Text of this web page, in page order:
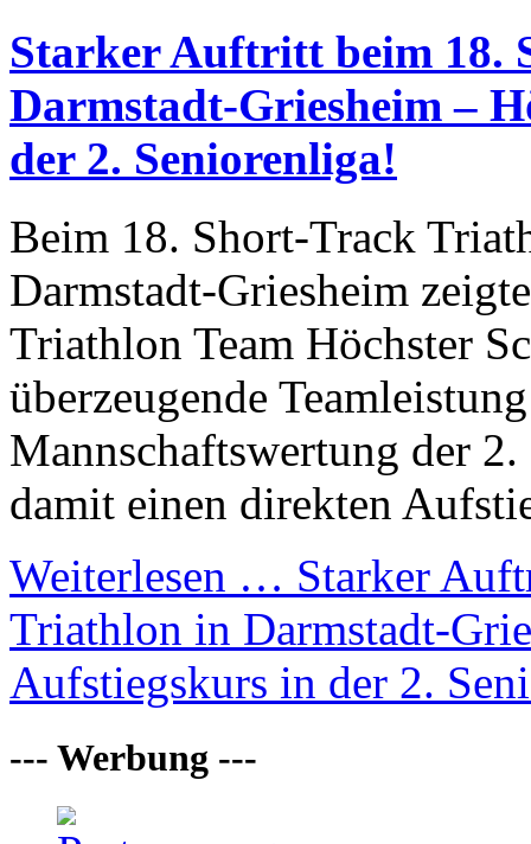
Starker Auftritt beim 18.
Darmstadt-Griesheim –
der 2. Seniorenliga!
Beim 18. Short-Track
Darmstadt-Griesheim
Triathlon Team Höchster
überzeugende
Mannschaftswertung der
damit einen direkten
Weiterlesen … Starker
Triathlon in Darmstadt-
Aufstiegskurs in der 2.
--- Werbung ---